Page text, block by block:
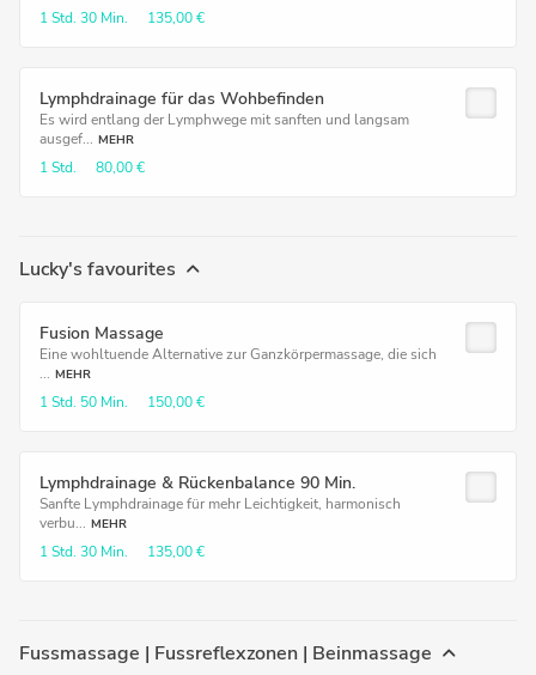
1 Std. 30 Min. 135,00 €
Lymphdrainage für das Wohbefinden
Es wird entlang der Lymphwege mit sanften und langsam
ausgef... MEHR
1 Std. 80,00 €
Lucky's favourites
Fusion Massage
Eine wohltuende Alternative zur Ganzkörpermassage, die sich
... MEHR
1 Std. 50 Min. 150,00 €
Lymphdrainage & Rückenbalance 90 Min.
Sanfte Lymphdrainage für mehr Leichtigkeit, harmonisch
verbu... MEHR
1 Std. 30 Min. 135,00 €
Fussmassage | Fussreflexzonen | Beinmassage